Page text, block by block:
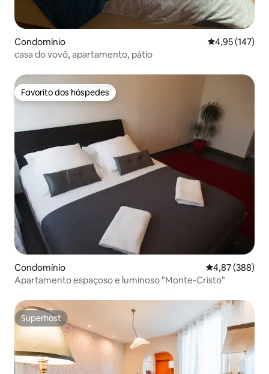
Condomínio Classificação
4,95 (147)
casa do vovô, apartamento, pátio
Favorito dos hóspedes
Favorito dos hóspedes
Condomínio Classificação
4,87 (388)
Apartamento espaçoso e luminoso "Monte-Cristo"
Superhost
Superhost